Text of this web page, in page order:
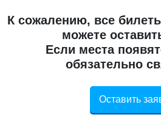
К сожалению, все
можете
Если места
обязательно
Оставить